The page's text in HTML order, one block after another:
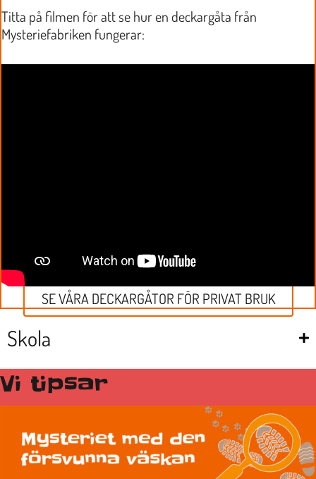
Titta på filmen för att se hur en deckargåta från
Mysteriefabriken fungerar:
SE VÅRA DECKARGÅTOR FÖR PRIVAT BRUK
Skola
Vi tipsar